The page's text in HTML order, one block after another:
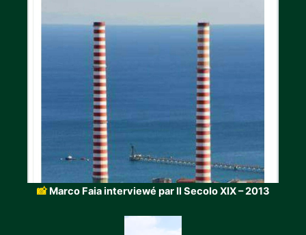
📸Marco Faia interviewé par Il Secolo XIX – 2013